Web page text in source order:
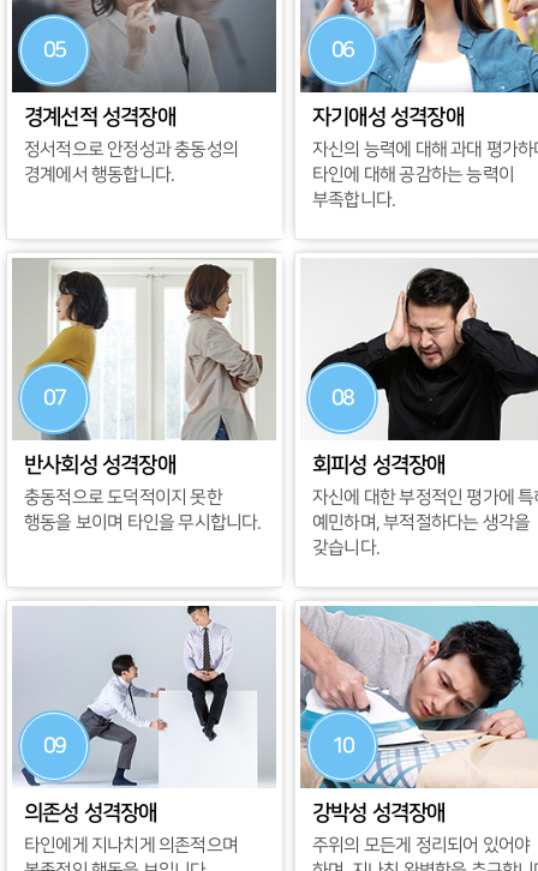
05
경계선적 성격장애
정서적으로 안정성과 충동성의
경계에서 행동합니다.
06
자기애성 성격장애
자신의 능력에 대해 과대 평가하
타인에 대해 공감하는 능력이
부족합니다.
07
반사회성 성격장애
충동적으로 도덕적이지 못한
행동을 보이며 타인을 무시합니다.
08
회피성 성격장애
자신에 대한 부정적인 평가에 특
예민하며, 부적절하다는 생각을
갖습니다.
09
의존성 성격장애
타인에게 지나치게 의존적으며
10
강박성 성격장애
주위의 모든게 정리되어 있어야